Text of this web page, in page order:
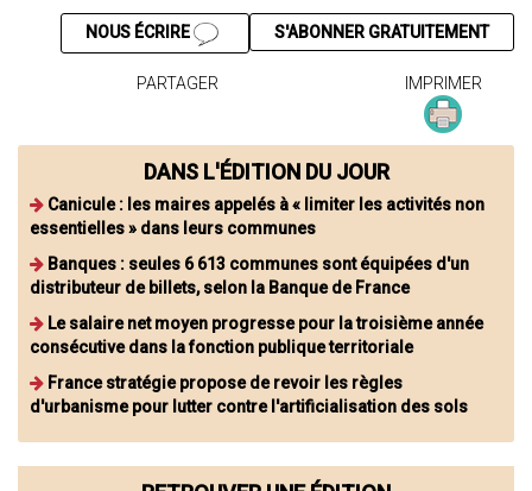
S'ABONNER GRATUITEMENT
NOUS ÉCRIRE
PARTAGER IMPRIMER
DANS L'ÉDITION DU JOUR
Canicule : les maires appelés à « limiter les activités non
essentielles » dans leurs communes
Banques : seules 6 613 communes sont équipées d'un
distributeur de billets, selon la Banque de France
Le salaire net moyen progresse pour la troisième année
consécutive dans la fonction publique territoriale
France stratégie propose de revoir les règles
d'urbanisme pour lutter contre l'artificialisation des sols